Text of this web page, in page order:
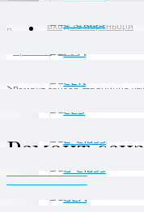
Вход за партньори
Ремонт сензор странично
Ремонт